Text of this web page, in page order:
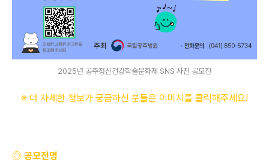
2025년 공주정신건강학술문화제 SNS 사진 공모전
※ 더 자세한 정보가 궁금하신 분들은 이미지를 클릭해주세요!
◎ 공모전명